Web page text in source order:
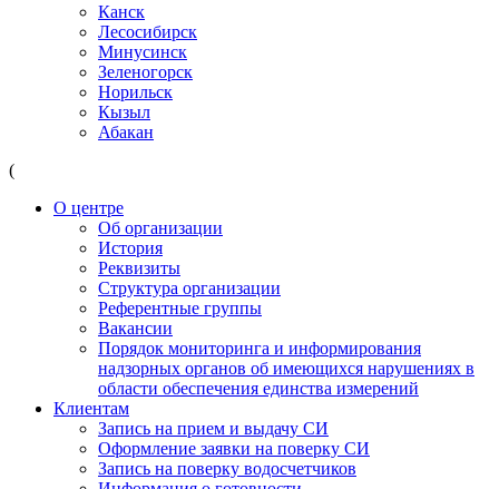
Канск
Лесосибирск
Минусинск
Зеленогорск
Норильск
Кызыл
Абакан
(
О центре
Об организации
История
Реквизиты
Структура организации
Референтные группы
Вакансии
Порядок мониторинга и информирования
надзорных органов об имеющихся нарушениях в
области обеспечения единства измерений
Клиентам
Запись на прием и выдачу СИ
Оформление заявки на поверку СИ
Запись на поверку водосчетчиков